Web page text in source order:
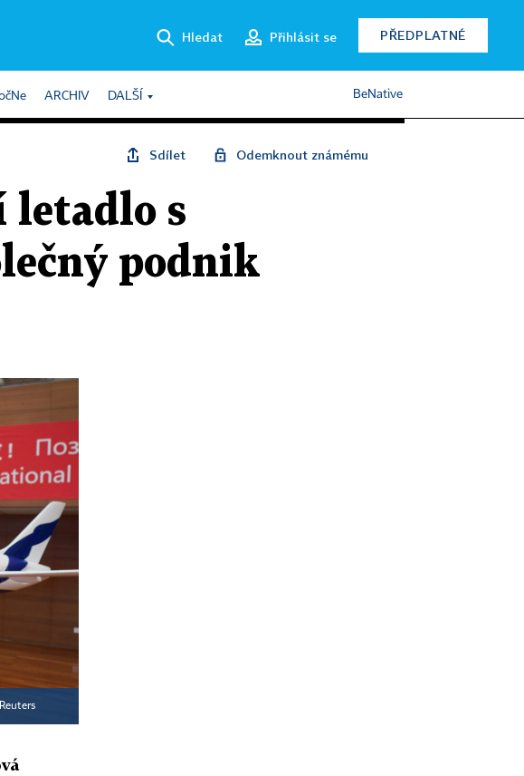
Hledat Přihlásit se PŘEDPLATNÉ
ARCHIV DALŠÍ BeNative
Sdílet Odemknout známému
letadlo s
podnik
Reuters